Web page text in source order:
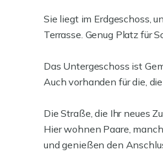
Sie liegt im Erdgeschoss,
Terrasse. Genug Platz für
Das Untergeschoss ist
Auch vorhanden für die,
Die Straße, die Ihr neues
Hier wohnen Paare,
und genießen den